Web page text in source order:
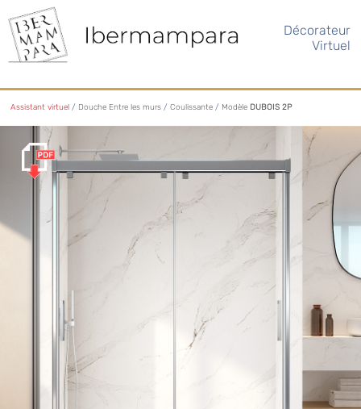
Décorateur
Virtuel
Assistant virtuel / Douche Entre les murs / Coulissante / Modèle DUBOIS 2P